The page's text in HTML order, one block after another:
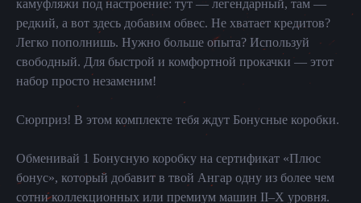
камуфляжи под настроение: тут — легендарный, там —
редкий, а вот здесь добавим обвес. Не хватает кредитов?
Легко пополнишь. Нужно больше опыта? Используй
свободный. Для быстрой и комфортной прокачки — этот
набор просто незаменим!
Сюрприз! В этом комплекте тебя ждут Бонусные коробки.
Обменивай 1 Бонусную коробку на сертификат «Плюс
бонус», который добавит в твой Ангар одну из более чем
сотни коллекционных или премиум машин II–X уровня.